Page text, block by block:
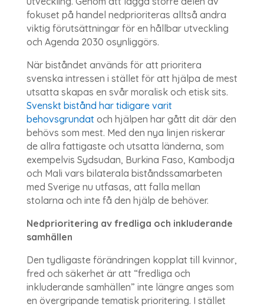
fokuset på handel nedprioriteras alltså andra
viktig förutsättningar för en hållbar utveckling
och Agenda 2030 osynliggörs.
När biståndet används för att prioritera
svenska intressen i stället för att hjälpa de mest
utsatta skapas en svår moralisk och etisk sits.
Svenskt bistånd har tidigare varit
behovsgrundatoch hjälpen har gått dit där den
behövs som mest. Med den nya linjen riskerar
de allra fattigaste och utsatta länderna, som
exempelvis Sydsudan, Burkina Faso, Kambodja
och Mali vars bilaterala biståndssamarbeten
med Sverige nu utfasas, att falla mellan
stolarna och inte få den hjälp de behöver.
Nedprioritering av fredliga och inkluderande
samhällen
Den tydligaste förändringen kopplat till kvinnor,
fred och säkerhet är att “fredliga och
inkluderande samhällen” inte längre anges som
en övergripande tematisk prioritering. I stället